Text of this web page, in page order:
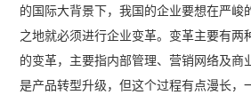
的国际大背景下，我国的企业要想在严峻
之地就必须进行企业变革。变革主要有两
的变革，主要指内部管理、营销网络及商
是产品转型升级，但这个过程有点漫长，